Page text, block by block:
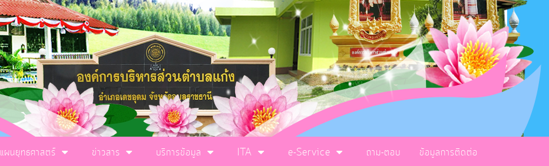
แผนยุทธศาสตร์ ข่าวสาร บริการข้อมูล ITA e-Service ถาม-ตอบ ข้อมูลการติดต่อ